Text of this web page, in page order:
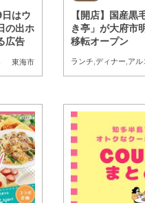
東海市
はウ
の出ホ
広告
【開店】国産黒
き亭」が大府市
移転オープン
ランチ,ディナー,アル